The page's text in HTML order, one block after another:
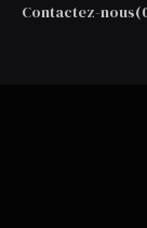
Contactez-